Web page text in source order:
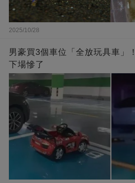
2025/10/28
男豪買3個車位「全放玩具車」
下場慘了